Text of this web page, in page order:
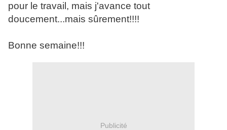
pour le travail, mais j'avance tout
doucement...mais sûrement!!!!
Bonne semaine!!!
Publicité